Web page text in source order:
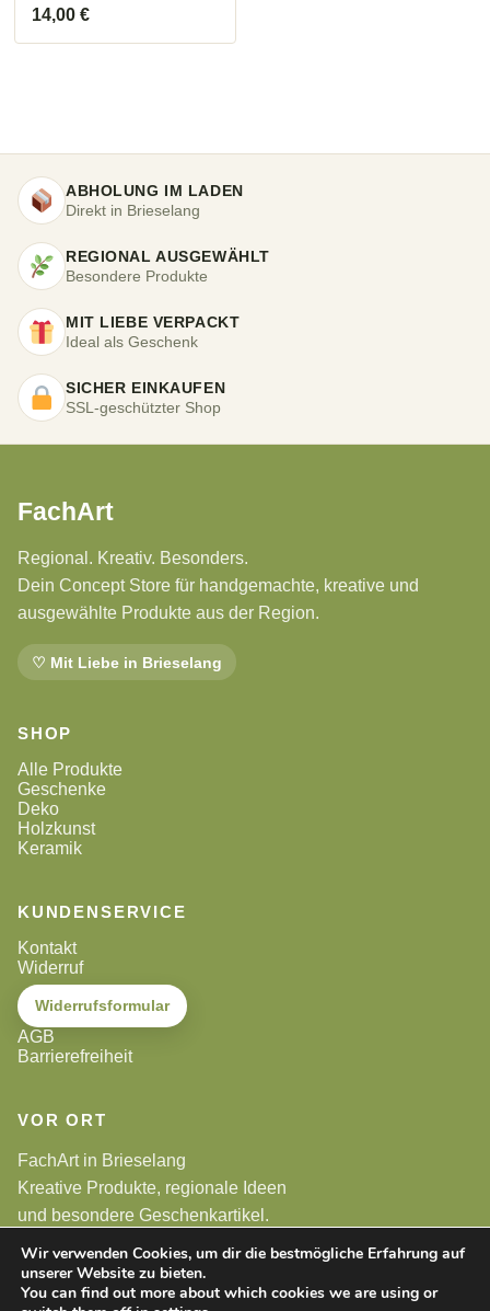
14,00 €
ABHOLUNG IM LADEN
Direkt in Brieselang
REGIONAL AUSGEWÄHLT
Besondere Produkte
MIT LIEBE VERPACKT
Ideal als Geschenk
SICHER EINKAUFEN
SSL-geschützter Shop
FachArt
Regional. Kreativ. Besonders.
Dein Concept Store für handgemachte, kreative und
ausgewählte Produkte aus der Region.
♡ Mit Liebe in Brieselang
SHOP
Alle Produkte
Geschenke
Deko
Holzkunst
Keramik
KUNDENSERVICE
Kontakt
Widerruf
Widerrufsformular
AGB
Barrierefreiheit
VOR ORT
FachArt in Brieselang
Kreative Produkte, regionale Ideen
und besondere Geschenkartikel.
Alle Preise sind Endpreise. Gemäß §19 UStG wird keine
Umsatzsteuer berechnet.
Wir verwenden Cookies, um dir die bestmögliche Erfahrung auf
unserer Website zu bieten.
You can find out more about which cookies we are using or